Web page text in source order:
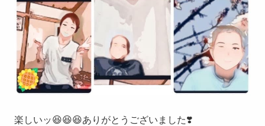
楽しいッ😆😆😆ありがとうございました❣️